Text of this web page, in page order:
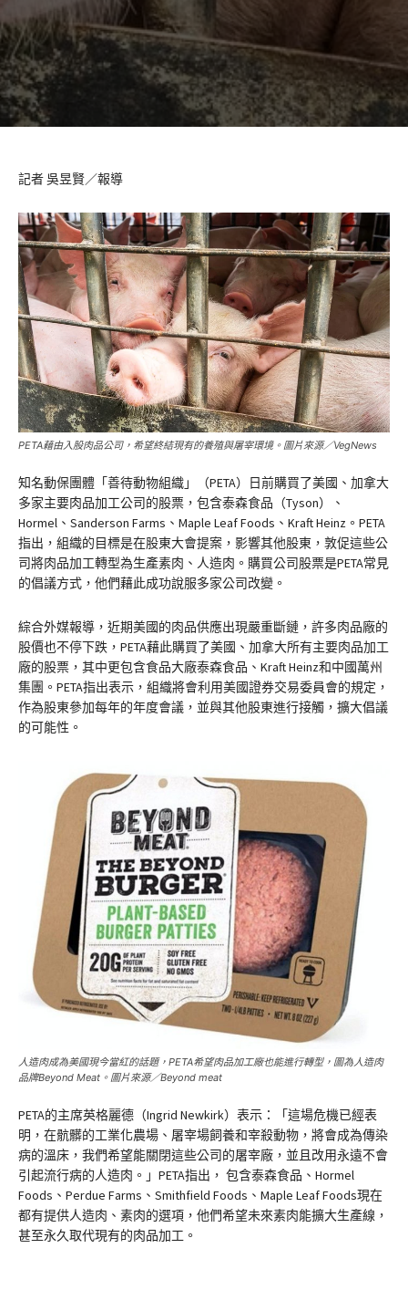
記者 吳昱賢／報導
PETA藉由入股肉品公司，希望終結現有的養殖與屠宰環境。圖片來源／VegNews
知名動保團體「善待動物組織」（PETA）日前購買了美國、加拿大
多家主要肉品加工公司的股票，包含泰森食品（Tyson）、
Hormel、Sanderson Farms、Maple Leaf Foods、Kraft Heinz。PETA
指出，組織的目標是在股東大會提案，影響其他股東，敦促這些公
司將肉品加工轉型為生產素肉、人造肉。購買公司股票是PETA常見
的倡議方式，他們藉此成功說服多家公司改變。
綜合外媒報導，近期美國的肉品供應出現嚴重斷鏈，許多肉品廠的
股價也不停下跌，PETA藉此購買了美國、加拿大所有主要肉品加工
廠的股票，其中更包含食品大廠泰森食品、Kraft Heinz和中國萬州
集團。PETA指出表示，組織將會利用美國證券交易委員會的規定，
作為股東參加每年的年度會議，並與其他股東進行接觸，擴大倡議
的可能性。
人造肉成為美國現今當紅的話題，PETA希望肉品加工廠也能進行轉型，圖為人造肉
品牌Beyond Meat。圖片來源／Beyond meat
PETA的主席英格麗德（Ingrid Newkirk）表示：「這場危機已經表
明，在骯髒的工業化農場、屠宰場飼養和宰殺動物，將會成為傳染
病的溫床，我們希望能關閉這些公司的屠宰廠，並且改用永遠不會
引起流行病的人造肉。」PETA指出， 包含泰森食品、Hormel
Foods、Perdue Farms、Smithfield Foods、Maple Leaf Foods現在
都有提供人造肉、素肉的選項，他們希望未來素肉能擴大生產線，
甚至永久取代現有的肉品加工。